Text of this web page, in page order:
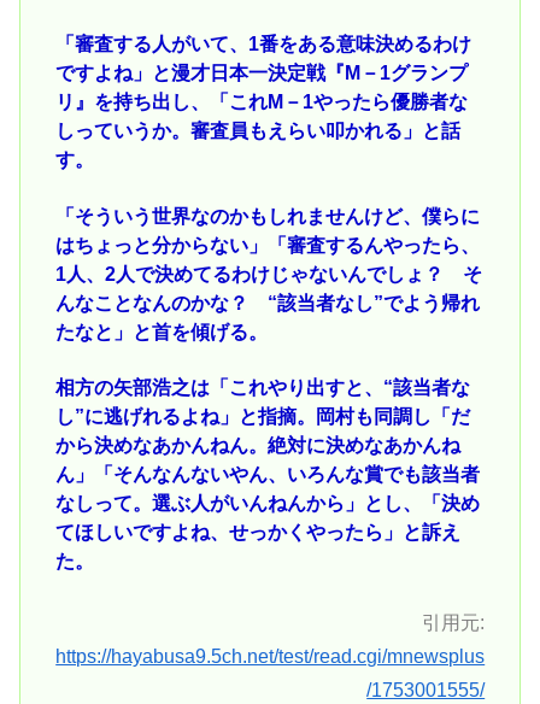
「審査する人がいて、1番をある意味決めるわけ
ですよね」と漫才日本一決定戦『M－1グランプ
リ』を持ち出し、「これM－1やったら優勝者な
しっていうか。審査員もえらい叩かれる」と話
す。
「そういう世界なのかもしれませんけど、僕らに
はちょっと分からない」「審査するんやったら、
1人、2人で決めてるわけじゃないんでしょ？ そ
んなことなんのかな？ “該当者なし”でよう帰れ
たなと」と首を傾げる。
相方の矢部浩之は「これやり出すと、“該当者な
し”に逃げれるよね」と指摘。岡村も同調し「だ
から決めなあかんねん。絶対に決めなあかんね
ん」「そんなんないやん、いろんな賞でも該当者
なしって。選ぶ人がいんねんから」とし、「決め
てほしいですよね、せっかくやったら」と訴え
た。
引用元:
https://hayabusa9.5ch.net/test/read.cgi/mnewsplus
/1753001555/